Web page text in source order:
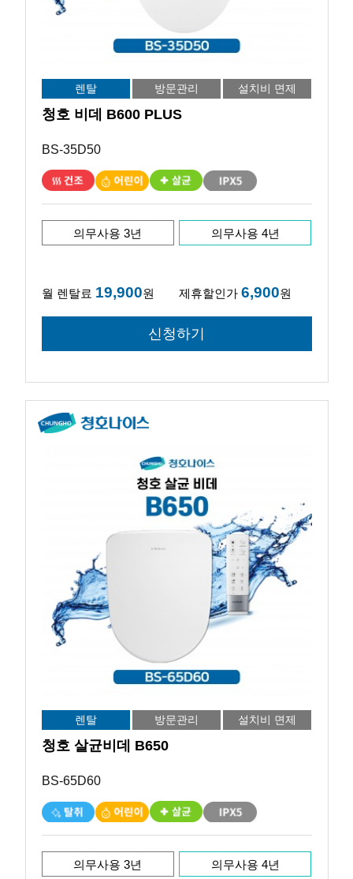
렌탈 방문관리 설치비 면제
청호 비데 B600 PLUS
BS-35D50
의무사용 3년 의무사용 4년
월 렌탈료 19,900원 제휴할인가6,900원
렌탈 방문관리 설치비 면제
청호 살균비데 B650
BS-65D60
의무사용 3년 의무사용 4년